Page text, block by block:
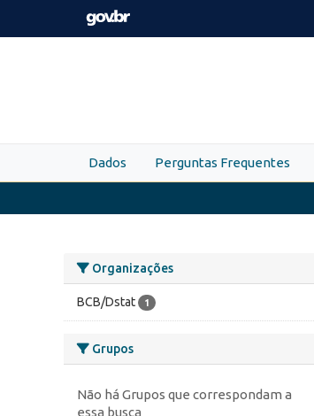
Skip to main content
Dados Perguntas Frequentes
Organizações
BCB/Dstat 1
Grupos
Não há Grupos que correspondam a
essa busca